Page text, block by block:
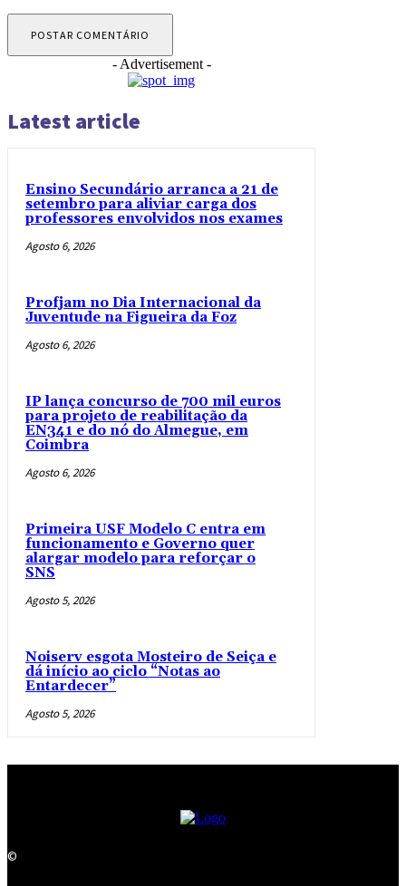
- Advertisement -
Latest article
Ensino Secundário arranca a 21 de
setembro para aliviar carga dos
professores envolvidos nos exames
Agosto 6, 2026
Profjam no Dia Internacional da
Juventude na Figueira da Foz
Agosto 6, 2026
IP lança concurso de 700 mil euros
para projeto de reabilitação da
EN341 e do nó do Almegue, em
Coimbra
Agosto 6, 2026
Primeira USF Modelo C entra em
funcionamento e Governo quer
alargar modelo para reforçar o
SNS
Agosto 5, 2026
Noiserv esgota Mosteiro de Seiça e
dá início ao ciclo “Notas ao
Entardecer”
Agosto 5, 2026
©